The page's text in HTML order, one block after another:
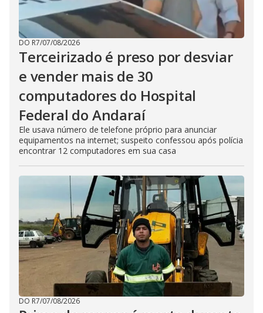
DO R7/07/08/2026
Terceirizado é preso por desviar
e vender mais de 30
computadores do Hospital
Federal do Andaraí
Ele usava número de telefone próprio para anunciar
equipamentos na internet; suspeito confessou após polícia
encontrar 12 computadores em sua casa
DO R7/07/08/2026